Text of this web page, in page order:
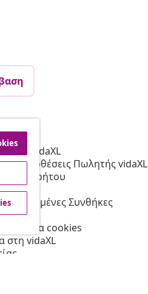
με τη vidaXL
Πωλητής vidaXL
απορρήτου
Συνθήκες
για τα cookies
στη vidaXL